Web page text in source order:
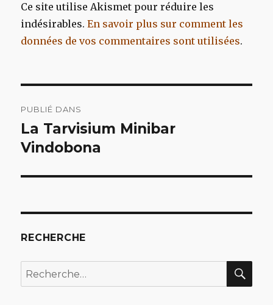
Ce site utilise Akismet pour réduire les
indésirables.En savoir plus sur comment les
données de vos commentaires sont utilisées.
de
l’article
PUBLIÉ DANS
La Tarvisium Minibar
Vindobona
RECHERCHE
Recherche
pour